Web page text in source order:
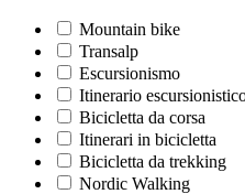
Mountain bike
Transalp
Escursionismo
Itinerario
Bicicletta da corsa
Itinerari in bicicletta
Bicicletta da trekking
Nordic Walking